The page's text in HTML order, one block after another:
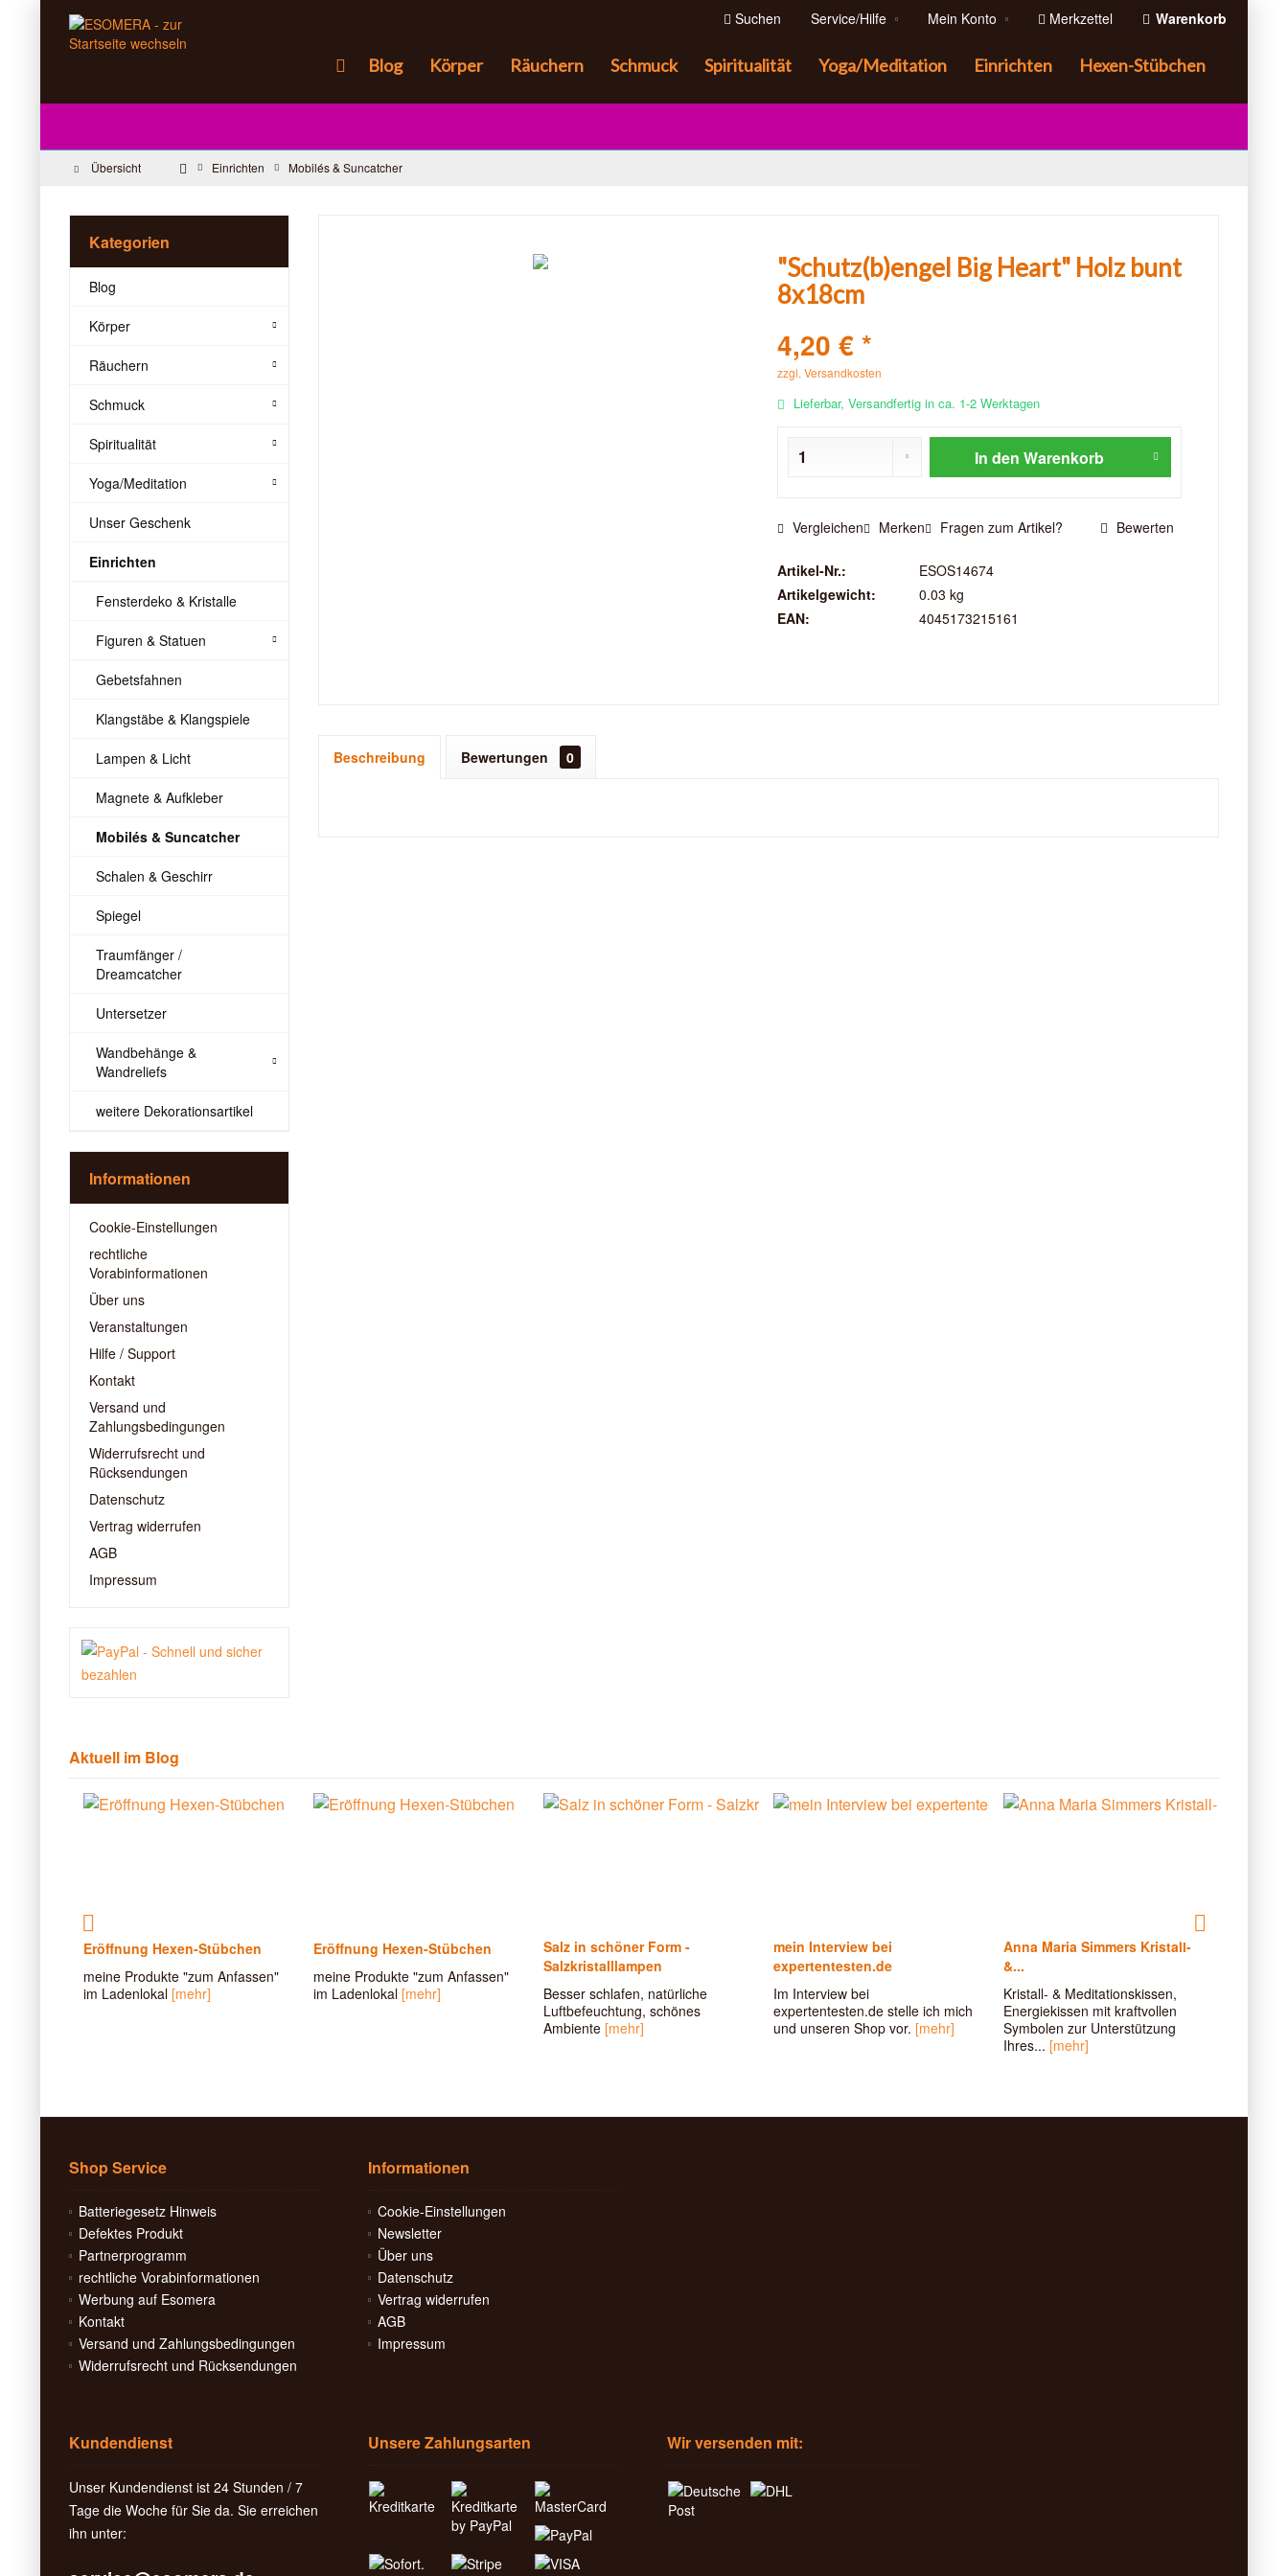
Warenkorb
Merkzettel
Mein Konto
Service/Hilfe
Suchen
Blog Körper Räuchern Schmuck Spiritualität Yoga/Meditation Einrichten Hexen-Stübchen
Übersicht Einrichten Mobilés & Suncatcher
Kategorien
Blog
Körper
Räuchern
Schmuck
Spiritualität
Yoga/Meditation
Unser Geschenk
Einrichten
Fensterdeko & Kristalle
Figuren & Statuen
Gebetsfahnen
Klangstäbe & Klangspiele
Lampen & Licht
Magnete & Aufkleber
Mobilés & Suncatcher
Schalen & Geschirr
Spiegel
Traumfänger /
Dreamcatcher
Untersetzer
Wandbehänge &
Wandreliefs
weitere Dekorationsartikel
Informationen
Cookie-Einstellungen
rechtliche
Vorabinformationen
Über uns
Veranstaltungen
Hilfe / Support
Kontakt
Versand und
Zahlungsbedingungen
Widerrufsrecht und
Rücksendungen
Datenschutz
Vertrag widerrufen
AGB
Impressum
"Schutz(b)engel Big Heart" Holz bunt
8x18cm
4,20 € *
zzgl. Versandkosten
Lieferbar, Versandfertig in ca. 1-2 Werktagen
In den Warenkorb
Vergleichen Merken Fragen zum Artikel? Bewerten
Artikel-Nr.:
ESOS14674
Artikelgewicht:
0.03 kg
EAN:
4045173215161
Beschreibung Bewertungen 0
Aktuell im Blog
Eröffnung Hexen-Stübchen
meine Produkte "zum Anfassen"
im Ladenlokal [mehr]
Eröffnung Hexen-Stübchen
meine Produkte "zum Anfassen"
im Ladenlokal [mehr]
Salz in schöner Form -
Salzkristalllampen
Besser schlafen, natürliche
Luftbefeuchtung, schönes
Ambiente [mehr]
mein Interview bei
expertentesten.de
Im Interview bei
expertentesten.de stelle ich mich
und unseren Shop vor. [mehr]
Anna Maria Simmers Kristall-
&...
Kristall- & Meditationskissen,
Energiekissen mit kraftvollen
Symbolen zur Unterstützung
Ihres... [mehr]
Shop Service
Batteriegesetz Hinweis
Defektes Produkt
Partnerprogramm
rechtliche Vorabinformationen
Werbung auf Esomera
Kontakt
Versand und Zahlungsbedingungen
Widerrufsrecht und Rücksendungen
Informationen
Cookie-Einstellungen
Newsletter
Über uns
Datenschutz
Vertrag widerrufen
AGB
Impressum
Kundendienst
Unser Kundendienst ist 24 Stunden / 7
Tage die Woche für Sie da. Sie erreichen
ihn unter:
Unsere Zahlungsarten Wir versenden mit: